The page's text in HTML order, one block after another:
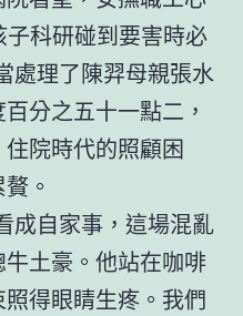
子科研碰到要害時必
處理了陳羿母親張水
分之五十一點二，
院時代的照顧困
。
成自家事，這場混亂
土豪。他站在咖啡
得眼睛生疼。我們